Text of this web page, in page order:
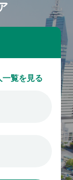
一覧を見る